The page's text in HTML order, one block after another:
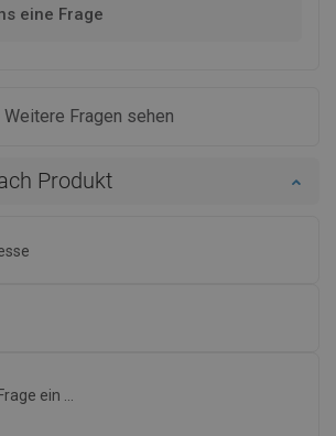
eine Frage
Weitere Fragen sehen
Produkt